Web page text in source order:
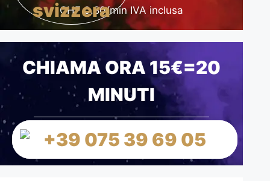
CHF 0.80/min IVA inclusa
CHIAMA ORA 15€=20
MINUTI
+39 075 39 69 05